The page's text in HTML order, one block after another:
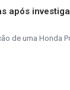
após
de uma Honda